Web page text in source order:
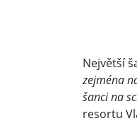
Největší
zejména
šanci na
resortu